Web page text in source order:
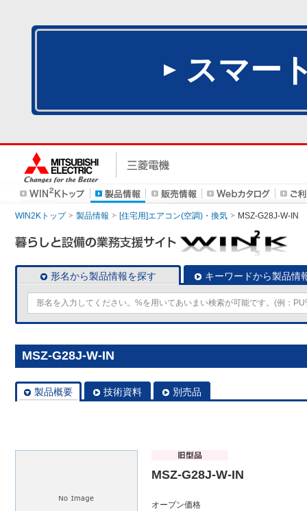
スマー
WIN2Kトップ 製品情報 [住宅用]エアコン(空調)・換気 MSZ-G28J-W-IN
形名から製品情報を探す キーワードから製品情
MSZ-G28J-W-IN
製品概要 技術資料 別売品
MSZ-G28J-W-IN
オープン価格